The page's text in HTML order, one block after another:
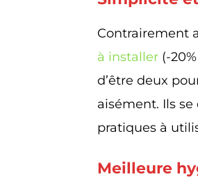
Contrairement
à installer (-
d’être deux
aisément. Ils
pratiques à
Meilleure